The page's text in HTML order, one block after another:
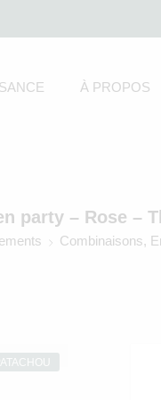
À PROPOS
party – Rose –
Combinaisons,